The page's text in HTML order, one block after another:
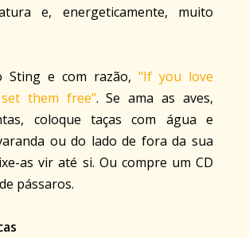
e, energeticamente, muito
Sting e com razão, "If you love
them free". Se ama as aves,
coloque taças com água e
ou do lado de fora da sua
as vir até si. Ou compre um CD
pássaros.